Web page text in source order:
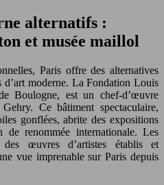
alternatifs :
et musée maillol
Paris offre des alternatives
d’art moderne. La Fondation Louis
Boulogne, est un chef-d’œuvre
Ce bâtiment spectaculaire,
gonflées, abrite des expositions
de renommée internationale. Les
œuvres d’artistes établis et
vue imprenable sur Paris depuis